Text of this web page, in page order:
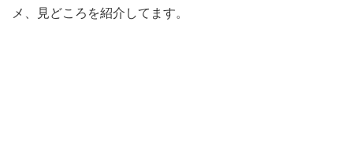
メ、見どころを紹介してます。